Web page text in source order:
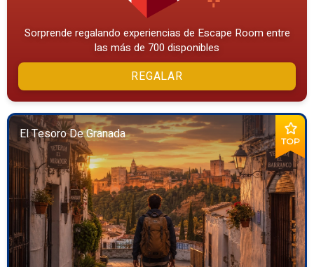
Sorprende regalando experiencias de Escape Room entre
las más de 700 disponibles
REGALAR
TOP
El Tesoro De Granada